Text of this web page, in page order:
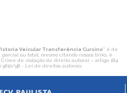
Veicular Transferência Cursino" é de
ou total, mesmo citando nossos links, é
de violação de direito autoral – artigo 184
9610/98 - Lei de direitos autorais.